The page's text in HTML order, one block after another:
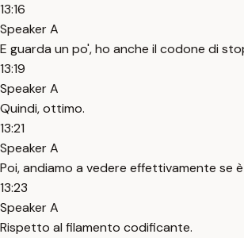
13:16
Speaker A
E guarda un po', ho anche il codone di
13:19
Speaker A
Quindi, ottimo.
13:21
Speaker A
Poi, andiamo a vedere effettivamente se è
13:23
Speaker A
Rispetto al filamento codificante.